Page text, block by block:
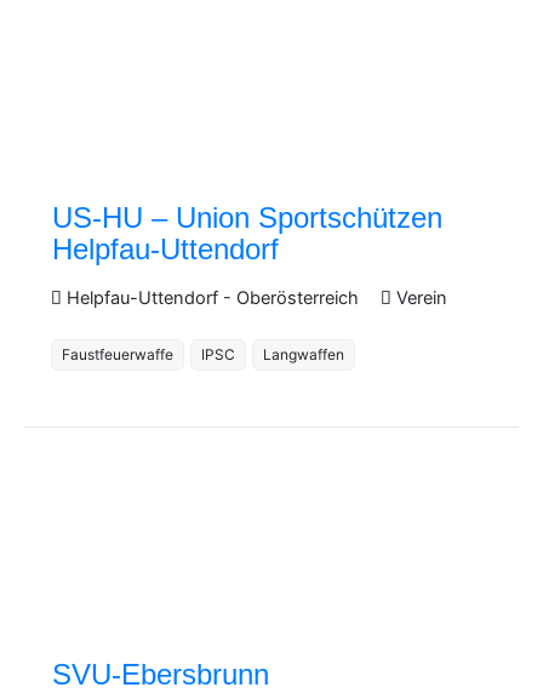
US-HU – Union Sportschützen
Helpfau-Uttendorf
Helpfau-Uttendorf - Oberösterreich Verein
Faustfeuerwaffe IPSC Langwaffen
SVU-Ebersbrunn